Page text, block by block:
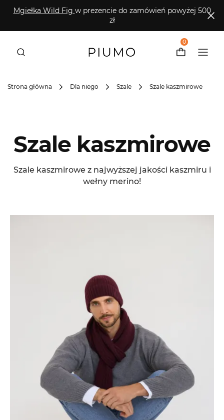
Mgiełka Wild Fig w prezencie do zamówień powyżej 500
zł
0
Strona główna Dla niego Szale Szale kaszmirowe
Szale kaszmirowe
Szale kaszmirowe z najwyższej jakości kaszmiru i
wełny merino!